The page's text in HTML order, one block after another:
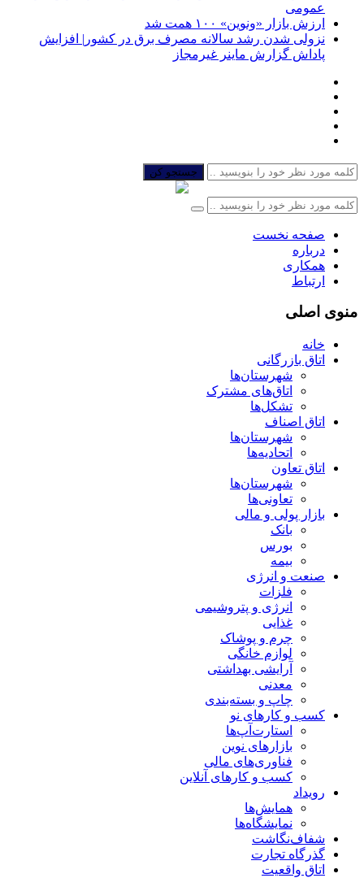
عمومی
ارزش بازار «ونوین» ۱۰۰ همت شد
نزولی شدن رشد سالانه مصرف برق در کشور| افزایش
پاداش گزارش ماینر غیرمجاز
جستجو کن
صفحه نخست
درباره
همکاری
ارتباط
منوی اصلی
خانه
اتاق بازرگانی
شهرستان‌ها
اتاق‌های مشترک
تشکل‌ها
اتاق اصناف
شهرستان‌ها
اتحادیه‌ها
اتاق تعاون
شهرستان‌ها
تعاونی‌ها
بازار پولی و مالی
بانک
بورس
بیمه
صنعت و انرژی
فلزات
انرژی و پتروشیمی
غذایی
چرم و پوشاک
لوازم خانگی
آرایشی بهداشتی
معدنی
چاپ و بسته‌بندی
کسب و کارهای نو
استارت‌آپ‌ها
بازارهای نوین
فناوری‌های مالی
کسب و کارهای آنلاین
رویداد
همایش‌ها
نمایشگاه‌ها
شفاف‌نگاشت
گذرگاه تجارت
اتاق واقعیت